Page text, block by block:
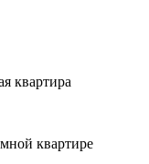
квартира
квартире